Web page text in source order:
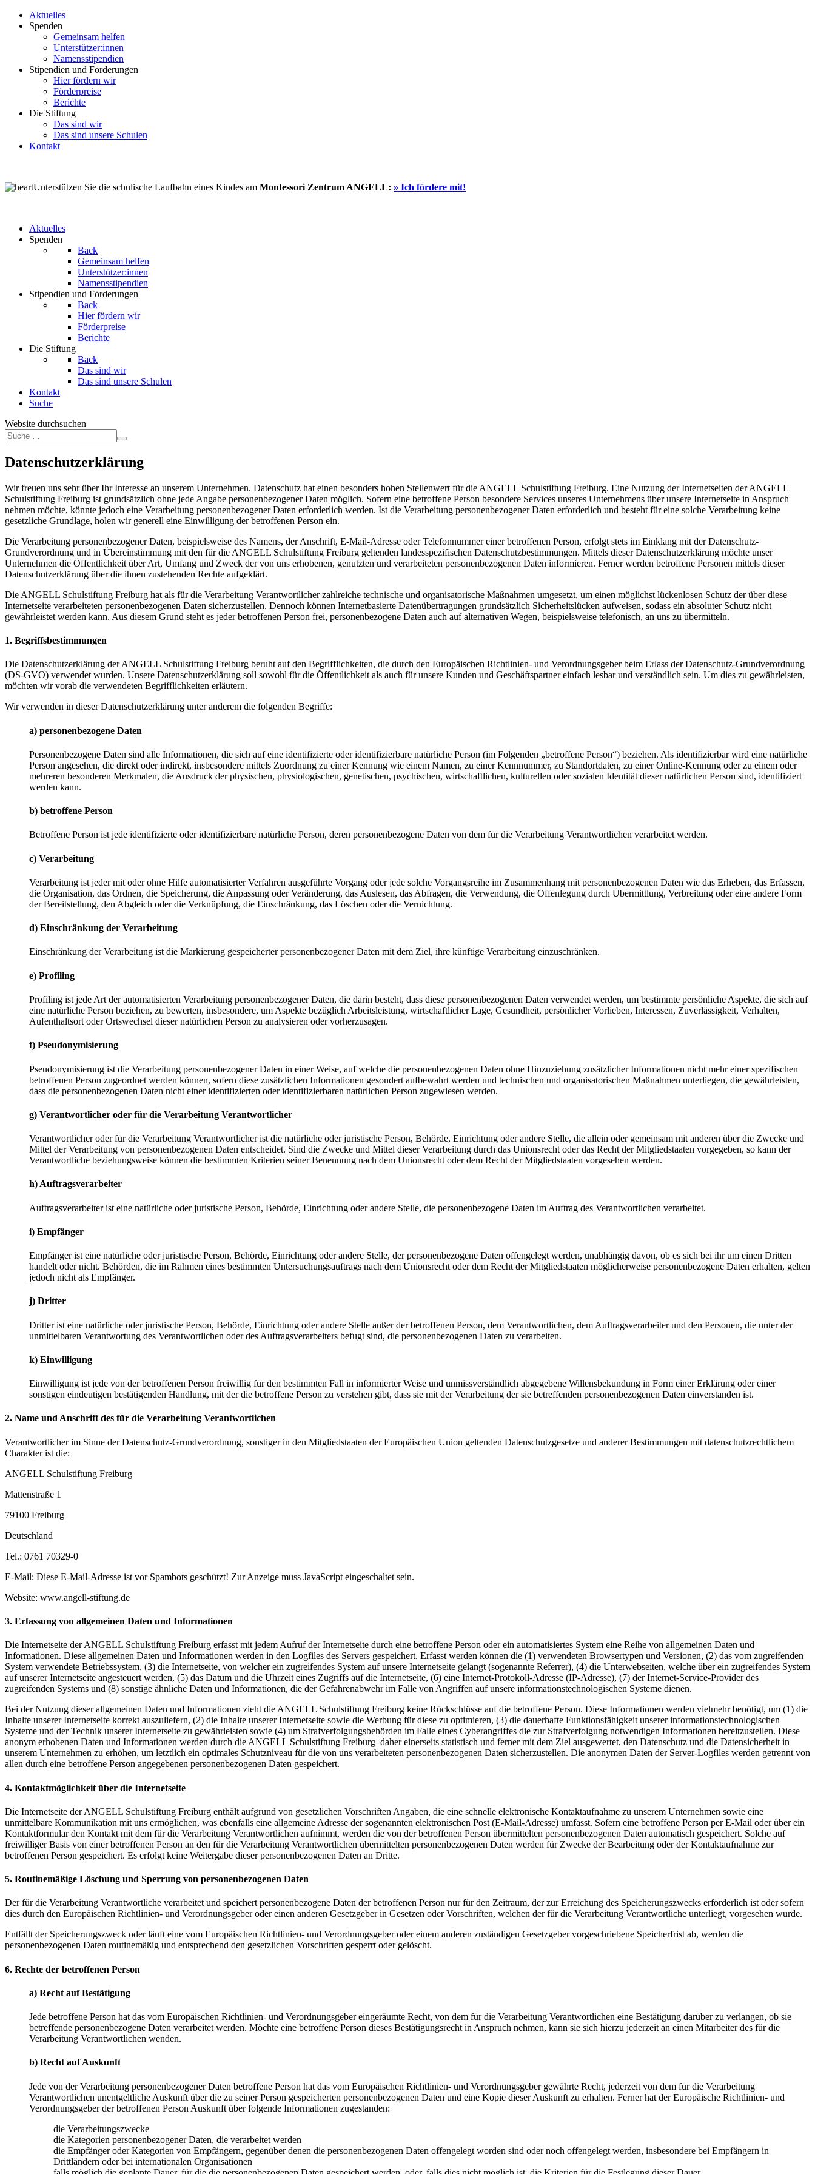
Aktuelles
Spenden
Gemeinsam helfen
Unterstützer:innen
Namensstipendien
Stipendien und Förderungen
Hier fördern wir
Förderpreise
Berichte
Die Stiftung
Das sind wir
Das sind unsere Schulen
Kontakt
Unterstützen Sie die schulische Laufbahn eines Kindes am Montessori Zentrum ANGELL: » Ich fördere mit!
Aktuelles
Spenden
Back
Gemeinsam helfen
Unterstützer:innen
Namensstipendien
Stipendien und Förderungen
Back
Hier fördern wir
Förderpreise
Berichte
Die Stiftung
Back
Das sind wir
Das sind unsere Schulen
Kontakt
Suche
Website durchsuchen
Datenschutzerklärung
Wir freuen uns sehr über Ihr Interesse an unserem Unternehmen. Datenschutz hat einen besonders hohen Stellenwert für die ANGELL Schulstiftung Freiburg. Eine Nutzung der Internetseiten der ANGELL
Schulstiftung Freiburg ist grundsätzlich ohne jede Angabe personenbezogener Daten möglich. Sofern eine betroffene Person besondere Services unseres Unternehmens über unsere Internetseite in Anspruch
nehmen möchte, könnte jedoch eine Verarbeitung personenbezogener Daten erforderlich werden. Ist die Verarbeitung personenbezogener Daten erforderlich und besteht für eine solche Verarbeitung keine
gesetzliche Grundlage, holen wir generell eine Einwilligung der betroffenen Person ein.
Die Verarbeitung personenbezogener Daten, beispielsweise des Namens, der Anschrift, E-Mail-Adresse oder Telefonnummer einer betroffenen Person, erfolgt stets im Einklang mit der Datenschutz-
Grundverordnung und in Übereinstimmung mit den für die ANGELL Schulstiftung Freiburg geltenden landesspezifischen Datenschutzbestimmungen. Mittels dieser Datenschutzerklärung möchte unser
Unternehmen die Öffentlichkeit über Art, Umfang und Zweck der von uns erhobenen, genutzten und verarbeiteten personenbezogenen Daten informieren. Ferner werden betroffene Personen mittels dieser
Datenschutzerklärung über die ihnen zustehenden Rechte aufgeklärt.
Die ANGELL Schulstiftung Freiburg hat als für die Verarbeitung Verantwortlicher zahlreiche technische und organisatorische Maßnahmen umgesetzt, um einen möglichst lückenlosen Schutz der über diese
Internetseite verarbeiteten personenbezogenen Daten sicherzustellen. Dennoch können Internetbasierte Datenübertragungen grundsätzlich Sicherheitslücken aufweisen, sodass ein absoluter Schutz nicht
gewährleistet werden kann. Aus diesem Grund steht es jeder betroffenen Person frei, personenbezogene Daten auch auf alternativen Wegen, beispielsweise telefonisch, an uns zu übermitteln.
1. Begriffsbestimmungen
Die Datenschutzerklärung der ANGELL Schulstiftung Freiburg beruht auf den Begrifflichkeiten, die durch den Europäischen Richtlinien- und Verordnungsgeber beim Erlass der Datenschutz-Grundverordnung
(DS-GVO) verwendet wurden. Unsere Datenschutzerklärung soll sowohl für die Öffentlichkeit als auch für unsere Kunden und Geschäftspartner einfach lesbar und verständlich sein. Um dies zu gewährleisten,
möchten wir vorab die verwendeten Begrifflichkeiten erläutern.
Wir verwenden in dieser Datenschutzerklärung unter anderem die folgenden Begriffe:
a) personenbezogene Daten
Personenbezogene Daten sind alle Informationen, die sich auf eine identifizierte oder identifizierbare natürliche Person (im Folgenden „betroffene Person“) beziehen. Als identifizierbar wird eine natürliche
Person angesehen, die direkt oder indirekt, insbesondere mittels Zuordnung zu einer Kennung wie einem Namen, zu einer Kennnummer, zu Standortdaten, zu einer Online-Kennung oder zu einem oder
mehreren besonderen Merkmalen, die Ausdruck der physischen, physiologischen, genetischen, psychischen, wirtschaftlichen, kulturellen oder sozialen Identität dieser natürlichen Person sind, identifiziert
werden kann.
b) betroffene Person
Betroffene Person ist jede identifizierte oder identifizierbare natürliche Person, deren personenbezogene Daten von dem für die Verarbeitung Verantwortlichen verarbeitet werden.
c) Verarbeitung
Verarbeitung ist jeder mit oder ohne Hilfe automatisierter Verfahren ausgeführte Vorgang oder jede solche Vorgangsreihe im Zusammenhang mit personenbezogenen Daten wie das Erheben, das Erfassen,
die Organisation, das Ordnen, die Speicherung, die Anpassung oder Veränderung, das Auslesen, das Abfragen, die Verwendung, die Offenlegung durch Übermittlung, Verbreitung oder eine andere Form
der Bereitstellung, den Abgleich oder die Verknüpfung, die Einschränkung, das Löschen oder die Vernichtung.
d) Einschränkung der Verarbeitung
Einschränkung der Verarbeitung ist die Markierung gespeicherter personenbezogener Daten mit dem Ziel, ihre künftige Verarbeitung einzuschränken.
e) Profiling
Profiling ist jede Art der automatisierten Verarbeitung personenbezogener Daten, die darin besteht, dass diese personenbezogenen Daten verwendet werden, um bestimmte persönliche Aspekte, die sich auf
eine natürliche Person beziehen, zu bewerten, insbesondere, um Aspekte bezüglich Arbeitsleistung, wirtschaftlicher Lage, Gesundheit, persönlicher Vorlieben, Interessen, Zuverlässigkeit, Verhalten,
Aufenthaltsort oder Ortswechsel dieser natürlichen Person zu analysieren oder vorherzusagen.
f) Pseudonymisierung
Pseudonymisierung ist die Verarbeitung personenbezogener Daten in einer Weise, auf welche die personenbezogenen Daten ohne Hinzuziehung zusätzlicher Informationen nicht mehr einer spezifischen
betroffenen Person zugeordnet werden können, sofern diese zusätzlichen Informationen gesondert aufbewahrt werden und technischen und organisatorischen Maßnahmen unterliegen, die gewährleisten,
dass die personenbezogenen Daten nicht einer identifizierten oder identifizierbaren natürlichen Person zugewiesen werden.
g) Verantwortlicher oder für die Verarbeitung Verantwortlicher
Verantwortlicher oder für die Verarbeitung Verantwortlicher ist die natürliche oder juristische Person, Behörde, Einrichtung oder andere Stelle, die allein oder gemeinsam mit anderen über die Zwecke und
Mittel der Verarbeitung von personenbezogenen Daten entscheidet. Sind die Zwecke und Mittel dieser Verarbeitung durch das Unionsrecht oder das Recht der Mitgliedstaaten vorgegeben, so kann der
Verantwortliche beziehungsweise können die bestimmten Kriterien seiner Benennung nach dem Unionsrecht oder dem Recht der Mitgliedstaaten vorgesehen werden.
h) Auftragsverarbeiter
Auftragsverarbeiter ist eine natürliche oder juristische Person, Behörde, Einrichtung oder andere Stelle, die personenbezogene Daten im Auftrag des Verantwortlichen verarbeitet.
i) Empfänger
Empfänger ist eine natürliche oder juristische Person, Behörde, Einrichtung oder andere Stelle, der personenbezogene Daten offengelegt werden, unabhängig davon, ob es sich bei ihr um einen Dritten
handelt oder nicht. Behörden, die im Rahmen eines bestimmten Untersuchungsauftrags nach dem Unionsrecht oder dem Recht der Mitgliedstaaten möglicherweise personenbezogene Daten erhalten, gelten
jedoch nicht als Empfänger.
j) Dritter
Dritter ist eine natürliche oder juristische Person, Behörde, Einrichtung oder andere Stelle außer der betroffenen Person, dem Verantwortlichen, dem Auftragsverarbeiter und den Personen, die unter der
unmittelbaren Verantwortung des Verantwortlichen oder des Auftragsverarbeiters befugt sind, die personenbezogenen Daten zu verarbeiten.
k) Einwilligung
Einwilligung ist jede von der betroffenen Person freiwillig für den bestimmten Fall in informierter Weise und unmissverständlich abgegebene Willensbekundung in Form einer Erklärung oder einer
sonstigen eindeutigen bestätigenden Handlung, mit der die betroffene Person zu verstehen gibt, dass sie mit der Verarbeitung der sie betreffenden personenbezogenen Daten einverstanden ist.
2. Name und Anschrift des für die Verarbeitung Verantwortlichen
Verantwortlicher im Sinne der Datenschutz-Grundverordnung, sonstiger in den Mitgliedstaaten der Europäischen Union geltenden Datenschutzgesetze und anderer Bestimmungen mit datenschutzrechtlichem
Charakter ist die:
ANGELL Schulstiftung Freiburg
Mattenstraße 1
79100 Freiburg
Deutschland
Tel.: 0761 70329-0
E-Mail: Diese E-Mail-Adresse ist vor Spambots geschützt! Zur Anzeige muss JavaScript eingeschaltet sein.
Website: www.angell-stiftung.de
3. Erfassung von allgemeinen Daten und Informationen
Die Internetseite der ANGELL Schulstiftung Freiburg erfasst mit jedem Aufruf der Internetseite durch eine betroffene Person oder ein automatisiertes System eine Reihe von allgemeinen Daten und
Informationen. Diese allgemeinen Daten und Informationen werden in den Logfiles des Servers gespeichert. Erfasst werden können die (1) verwendeten Browsertypen und Versionen, (2) das vom zugreifenden
System verwendete Betriebssystem, (3) die Internetseite, von welcher ein zugreifendes System auf unsere Internetseite gelangt (sogenannte Referrer), (4) die Unterwebseiten, welche über ein zugreifendes System
auf unserer Internetseite angesteuert werden, (5) das Datum und die Uhrzeit eines Zugriffs auf die Internetseite, (6) eine Internet-Protokoll-Adresse (IP-Adresse), (7) der Internet-Service-Provider des
zugreifenden Systems und (8) sonstige ähnliche Daten und Informationen, die der Gefahrenabwehr im Falle von Angriffen auf unsere informationstechnologischen Systeme dienen.
Bei der Nutzung dieser allgemeinen Daten und Informationen zieht die ANGELL Schulstiftung Freiburg keine Rückschlüsse auf die betroffene Person. Diese Informationen werden vielmehr benötigt, um (1) die
Inhalte unserer Internetseite korrekt auszuliefern, (2) die Inhalte unserer Internetseite sowie die Werbung für diese zu optimieren, (3) die dauerhafte Funktionsfähigkeit unserer informationstechnologischen
Systeme und der Technik unserer Internetseite zu gewährleisten sowie (4) um Strafverfolgungsbehörden im Falle eines Cyberangriffes die zur Strafverfolgung notwendigen Informationen bereitzustellen. Diese
anonym erhobenen Daten und Informationen werden durch die ANGELL Schulstiftung Freiburg daher einerseits statistisch und ferner mit dem Ziel ausgewertet, den Datenschutz und die Datensicherheit in
unserem Unternehmen zu erhöhen, um letztlich ein optimales Schutzniveau für die von uns verarbeiteten personenbezogenen Daten sicherzustellen. Die anonymen Daten der Server-Logfiles werden getrennt von
allen durch eine betroffene Person angegebenen personenbezogenen Daten gespeichert.
4. Kontaktmöglichkeit über die Internetseite
Die Internetseite der ANGELL Schulstiftung Freiburg enthält aufgrund von gesetzlichen Vorschriften Angaben, die eine schnelle elektronische Kontaktaufnahme zu unserem Unternehmen sowie eine
unmittelbare Kommunikation mit uns ermöglichen, was ebenfalls eine allgemeine Adresse der sogenannten elektronischen Post (E-Mail-Adresse) umfasst. Sofern eine betroffene Person per E-Mail oder über ein
Kontaktformular den Kontakt mit dem für die Verarbeitung Verantwortlichen aufnimmt, werden die von der betroffenen Person übermittelten personenbezogenen Daten automatisch gespeichert. Solche auf
freiwilliger Basis von einer betroffenen Person an den für die Verarbeitung Verantwortlichen übermittelten personenbezogenen Daten werden für Zwecke der Bearbeitung oder der Kontaktaufnahme zur
betroffenen Person gespeichert. Es erfolgt keine Weitergabe dieser personenbezogenen Daten an Dritte.
5. Routinemäßige Löschung und Sperrung von personenbezogenen Daten
Der für die Verarbeitung Verantwortliche verarbeitet und speichert personenbezogene Daten der betroffenen Person nur für den Zeitraum, der zur Erreichung des Speicherungszwecks erforderlich ist oder sofern
dies durch den Europäischen Richtlinien- und Verordnungsgeber oder einen anderen Gesetzgeber in Gesetzen oder Vorschriften, welchen der für die Verarbeitung Verantwortliche unterliegt, vorgesehen wurde.
Entfällt der Speicherungszweck oder läuft eine vom Europäischen Richtlinien- und Verordnungsgeber oder einem anderen zuständigen Gesetzgeber vorgeschriebene Speicherfrist ab, werden die
personenbezogenen Daten routinemäßig und entsprechend den gesetzlichen Vorschriften gesperrt oder gelöscht.
6. Rechte der betroffenen Person
a) Recht auf Bestätigung
Jede betroffene Person hat das vom Europäischen Richtlinien- und Verordnungsgeber eingeräumte Recht, von dem für die Verarbeitung Verantwortlichen eine Bestätigung darüber zu verlangen, ob sie
betreffende personenbezogene Daten verarbeitet werden. Möchte eine betroffene Person dieses Bestätigungsrecht in Anspruch nehmen, kann sie sich hierzu jederzeit an einen Mitarbeiter des für die
Verarbeitung Verantwortlichen wenden.
b) Recht auf Auskunft
Jede von der Verarbeitung personenbezogener Daten betroffene Person hat das vom Europäischen Richtlinien- und Verordnungsgeber gewährte Recht, jederzeit von dem für die Verarbeitung
Verantwortlichen unentgeltliche Auskunft über die zu seiner Person gespeicherten personenbezogenen Daten und eine Kopie dieser Auskunft zu erhalten. Ferner hat der Europäische Richtlinien- und
Verordnungsgeber der betroffenen Person Auskunft über folgende Informationen zugestanden:
die Verarbeitungszwecke
die Kategorien personenbezogener Daten, die verarbeitet werden
die Empfänger oder Kategorien von Empfängern, gegenüber denen die personenbezogenen Daten offengelegt worden sind oder noch offengelegt werden, insbesondere bei Empfängern in
Drittländern oder bei internationalen Organisationen